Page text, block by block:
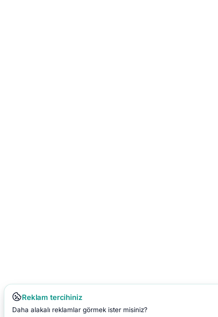
Reklam tercihiniz
Daha alakalı reklamlar görmek ister misiniz?